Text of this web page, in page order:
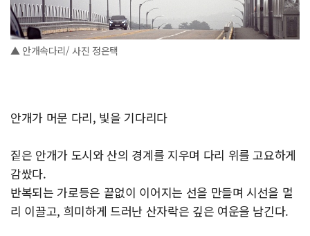
▲ 안개속다리/ 사진 정은택
안개가 머문 다리, 빛을 기다리다
짙은 안개가 도시와 산의 경계를 지우며 다리 위를 고요하게
감쌌다.
반복되는 가로등은 끝없이 이어지는 선을 만들며 시선을 멀
리 이끌고, 희미하게 드러난 산자락은 깊은 여운을 남긴다.